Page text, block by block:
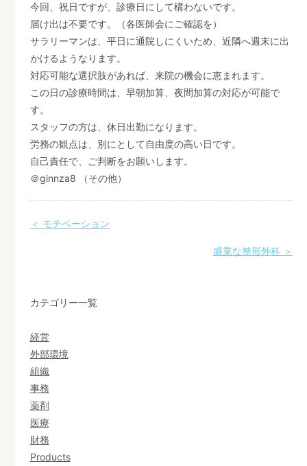
今回、祝日ですが、診療日にして構わないです。
届け出は不要です。（各医師会にご確認を）
サラリーマンは、平日に通院しにくいため、近隣へ週末に出
かけるようなります。
対応可能な選択肢があれば、来院の機会に恵まれます。
この日の診療時間は、早朝加算、夜間加算の対応が可能で
す。
スタッフの方は、休日出勤になります。
労務の観点は、別にとして自由度の高い日です。
自己責任で、ご判断をお願いします。
＠ginnza8 （その他）
＜ モチベーション
盛業な整形外科 ＞
カテゴリー一覧
経営
外部環境
組織
事務
薬剤
医療
財務
Products